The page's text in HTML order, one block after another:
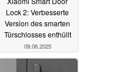
Lock 2: Verbesserte
Version des smarten
Türschlosses enthüllt
09.06.2025